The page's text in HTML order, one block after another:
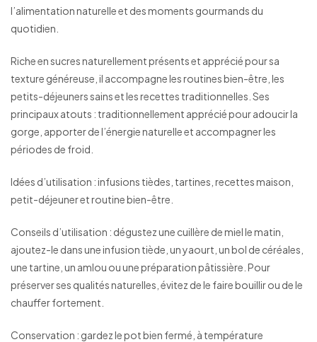
l’alimentation naturelle et des moments gourmands du
quotidien.
Riche en sucres naturellement présents et apprécié pour sa
texture généreuse, il accompagne les routines bien-être, les
petits-déjeuners sains et les recettes traditionnelles. Ses
principaux atouts : traditionnellement apprécié pour adoucir la
gorge, apporter de l’énergie naturelle et accompagner les
périodes de froid.
Idées d’utilisation : infusions tièdes, tartines, recettes maison,
petit-déjeuner et routine bien-être.
Conseils d’utilisation : dégustez une cuillère de miel le matin,
ajoutez-le dans une infusion tiède, un yaourt, un bol de céréales,
une tartine, un amlou ou une préparation pâtissière. Pour
préserver ses qualités naturelles, évitez de le faire bouillir ou de le
chauffer fortement.
Conservation : gardez le pot bien fermé, à température